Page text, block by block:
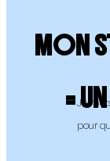
MON
=Je
pour